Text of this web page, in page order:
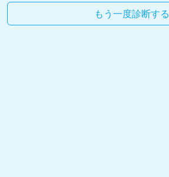
もう一度診断する